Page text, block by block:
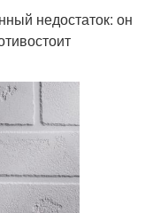
недостаток: он